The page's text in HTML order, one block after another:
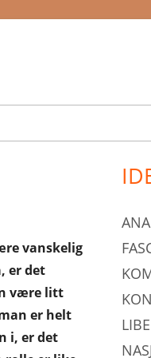
vanskelig
er det
være litt
er helt
i, er det